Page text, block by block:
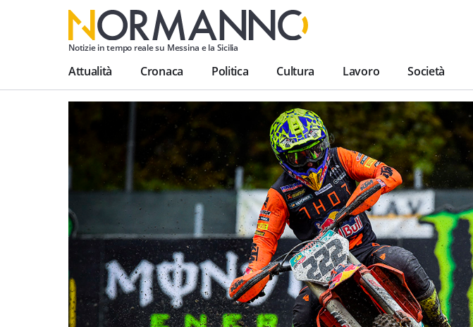
Notizie in tempo reale su Messina e la Sicilia
Attualità Cronaca Politica Cultura Lavoro Società